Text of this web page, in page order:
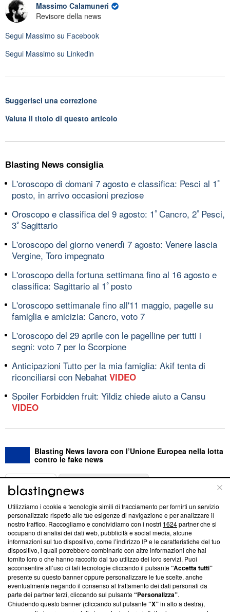
Massimo Calamuneri
Revisore della news
Segui Massimo su Facebook
Segui Massimo su Linkedin
Suggerisci una correzione
Valuta il titolo di questo articolo
Blasting News consiglia
L'oroscopo di domani 7 agosto e classifica: Pesci al 1ﾟ
posto, in arrivo occasioni preziose
Oroscopo e classifica del 9 agosto: 1ﾟCancro, 2ﾟPesci,
3ﾟSagittario
L'oroscopo del giorno venerdì 7 agosto: Venere lascia
Vergine, Toro impegnato
L'oroscopo della fortuna settimana fino al 16 agosto e
classifica: Sagittario al 1ﾟposto
L'oroscopo settimanale fino all'11 maggio, pagelle su
famiglia e amicizia: Cancro, voto 7
L'oroscopo del 29 aprile con le pagelline per tutti i
segni: voto 7 per lo Scorpione
Anticipazioni Tutto per la mia famiglia: Akif tenta di
riconciliarsi con Nebahat VIDEO
Spoiler Forbidden fruit: Yildiz chiede aiuto a Cansu
VIDEO
Blasting News lavora con l’Unione Europea nella lotta
contro le fake news
ABOUT
Questa sezione offre informazioni trasparenti su Blasting
News, sui nostri processi editoriali e su come ci impegniamo a
creare news di qualità. Inoltre, afferma la nostra aderenza a
‘Trust Project - News with Integrity’Blasting News non è
ancora membro del programma, ma ha richiesto di farne
parte; Trust Project non ha ancora effettuato una verifica di
conformità agli standard.
Su di noi
Utilizziamo i cookie e tecnologie simili di tracciamento per fornirti un servizio
personalizzato rispetto alle tue esigenze di navigazione e per analizzare il
nostro traffico. Raccogliamo e condividiamo con i nostri 1624partner che si
occupano di analisi dei dati web, pubblicità e social media, alcune
informazioni sul tuo dispositivo, come l’indirizzo IP e le caratteristiche del tuo
dispositivo, i quali potrebbero combinarle con altre informazioni che hai
fornito loro o che hanno raccolto dal tuo utilizzo dei loro servizi. Puoi
acconsentire all’uso di tali tecnologie cliccando il pulsante“Accetta tutti”
presente su questo banner oppure personalizzare le tue scelte, anche
eventualmente negando il consenso al trattamento dei dati personali da
parte dei partner terzi, cliccando sul pulsante“Personalizza”.
Chiudendo questo banner (cliccando sul pulsante“X”in alto a destra),